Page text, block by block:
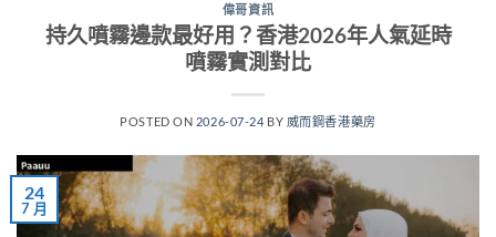
偉哥資訊
持久噴霧邊款最好用？香港2026年人氣延時
噴霧實測對比
POSTED ON 2026-07-24 BY 威而鋼香港藥房
24
7 月